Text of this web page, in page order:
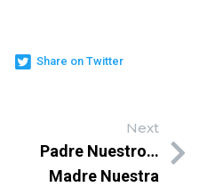
Share on Twitter
Next
Padre Nuestro…
Madre Nuestra